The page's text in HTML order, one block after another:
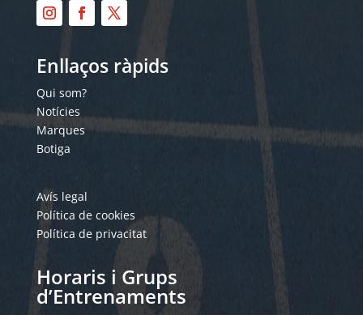
Enllaços ràpids
Qui som?
Notícies
Marques
Botiga
Avís legal
Política de cookies
Política de privacitat
Horaris i Grups
d’Entrenaments